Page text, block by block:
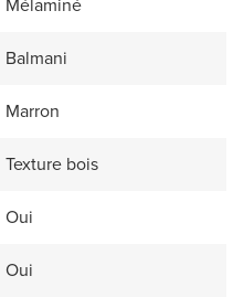
Balmani
Marron
Texture bois
Oui
Oui